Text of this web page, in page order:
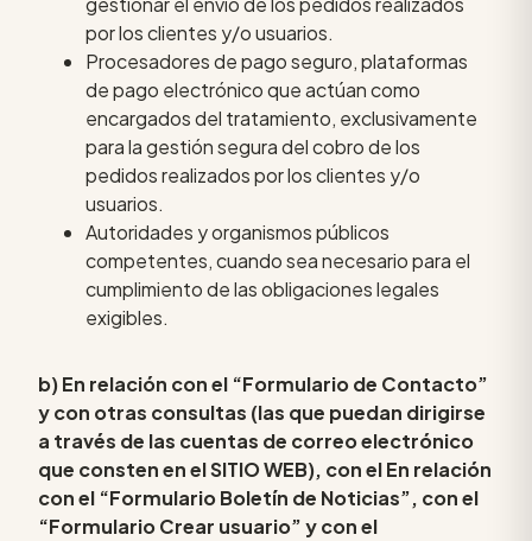
por los clientes y/o usuarios.
Procesadores de pago seguro, plataformas
de pago electrónico que actúan como
encargados del tratamiento, exclusivamente
para la gestión segura del cobro de los
pedidos realizados por los clientes y/o
usuarios.
Autoridades y organismos públicos
competentes, cuando sea necesario para el
cumplimiento de las obligaciones legales
exigibles.
b) En relación con el “Formulario de Contacto”
y con otras consultas (las que puedan dirigirse
a través de las cuentas de correo electrónico
que consten en el SITIO WEB), con el En relación
con el “Formulario Boletín de Noticias”, con el
“Formulario Crear usuario” y con el